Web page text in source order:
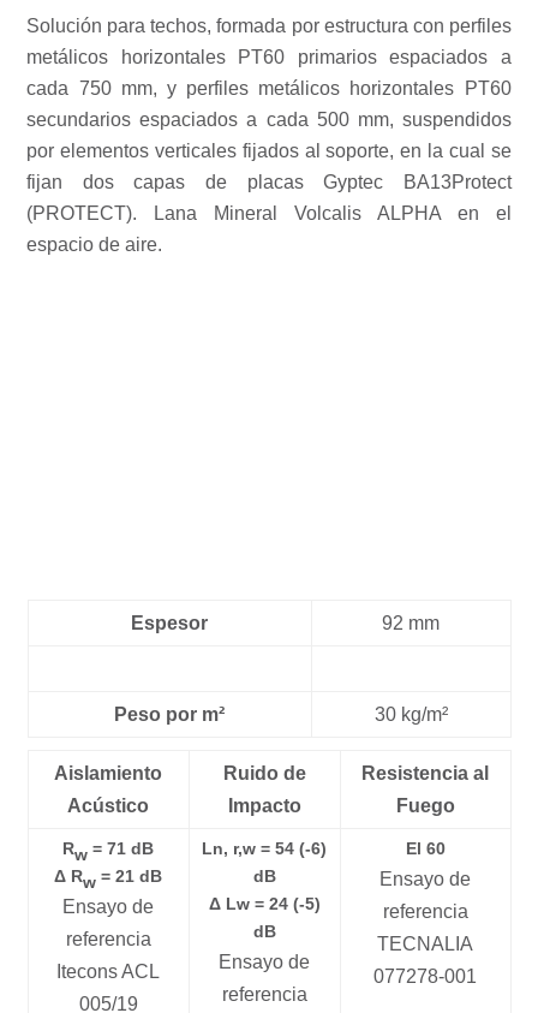
Solución para techos, formada por estructura con perfiles
metálicos horizontales PT60 primarios espaciados a
cada 750 mm, y perfiles metálicos horizontales PT60
secundarios espaciados a cada 500 mm, suspendidos
por elementos verticales fijados al soporte, en la cual se
fijan dos capas de placas Gyptec BA13Protect
(PROTECT). Lana Mineral Volcalis ALPHA en el
espacio de aire.
Espesor 92 mm
Peso por m² 30 kg/m²
Aislamiento
Acústico
Ruido de
Impacto
Resistencia al
Fuego
Rw = 71 dB
Δ Rw = 21 dB
Ensayo de
referencia
Itecons ACL
005/19
Ln, r,w = 54 (-6)
dB
Δ Lw = 24 (-5)
dB
Ensayo de
referencia
El 60
Ensayo de
referencia
TECNALIA
077278-001